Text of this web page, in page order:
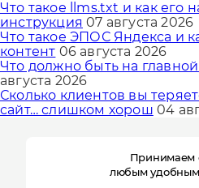
Что такое llms.txt и как его
инструкция 07 августа 2026
Что такое ЭПОС Яндекса и
контент 06 августа 2026
Что должно быть на
августа 2026
Сколько клиентов вы
сайт… слишком хорош 04
Принимаем
любым удобным